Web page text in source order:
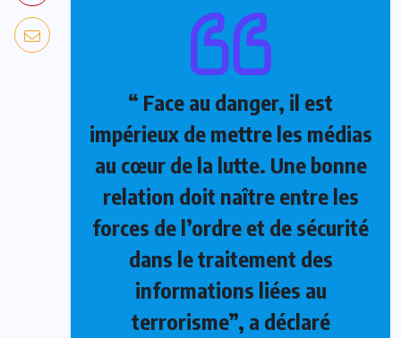
“ Face au danger, il est
impérieux de mettre les médias
au cœur de la lutte. Une bonne
relation doit naître entre les
forces de l’ordre et de sécurité
dans le traitement des
informations liées au
terrorisme”, a déclaré